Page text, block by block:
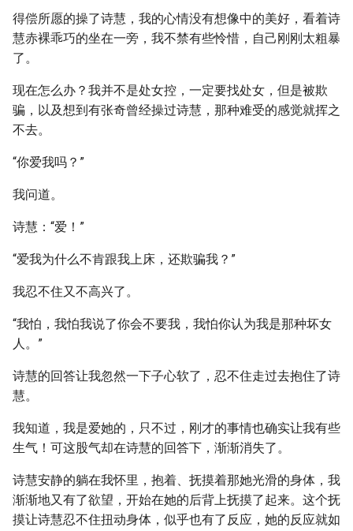
得偿所愿的操了诗慧，我的心情没有想像中的美好，看着诗
慧赤裸乖巧的坐在一旁，我不禁有些怜惜，自己刚刚太粗暴
了。
现在怎么办？我并不是处女控，一定要找处女，但是被欺
骗，以及想到有张奇曾经操过诗慧，那种难受的感觉就挥之
不去。
“你爱我吗？”
我问道。
诗慧：“爱！”
“爱我为什么不肯跟我上床，还欺骗我？”
我忍不住又不高兴了。
“我怕，我怕我说了你会不要我，我怕你认为我是那种坏女
人。”
诗慧的回答让我忽然一下子心软了，忍不住走过去抱住了诗
慧。
我知道，我是爱她的，只不过，刚才的事情也确实让我有些
生气！可这股气却在诗慧的回答下，渐渐消失了。
诗慧安静的躺在我怀里，抱着、抚摸着那她光滑的身体，我
渐渐地又有了欲望，开始在她的后背上抚摸了起来。这个抚
摸让诗慧忍不住扭动身体，似乎也有了反应，她的反应就如